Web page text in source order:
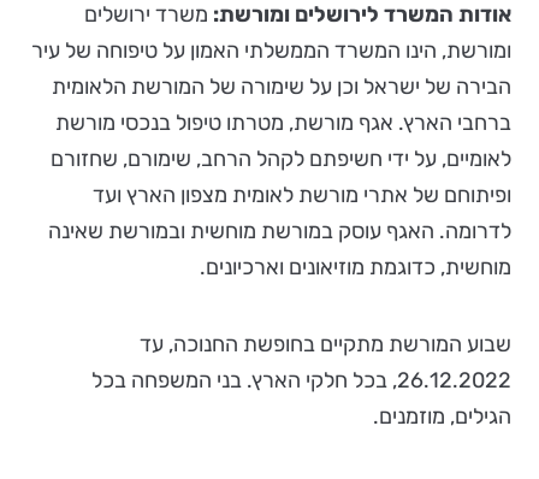
אודות המשרד לירושלים ומורשת: משרד ירושלים
ומורשת, הינו המשרד הממשלתי האמון על טיפוחה של עיר
הבירה של ישראל וכן על שימורה של המורשת הלאומית
ברחבי הארץ. אגף מורשת, מטרתו טיפול בנכסי מורשת
לאומיים, על ידי חשיפתם לקהל הרחב, שימורם, שחזורם
ופיתוחם של אתרי מורשת לאומית מצפון הארץ ועד
לדרומה. האגף עוסק במורשת מוחשית ובמורשת שאינה
מוחשית, כדוגמת מוזיאונים וארכיונים.
שבוע המורשת מתקיים בחופשת החנוכה, עד
26.12.2022, בכל חלקי הארץ. בני המשפחה בכל
הגילים, מוזמנים.